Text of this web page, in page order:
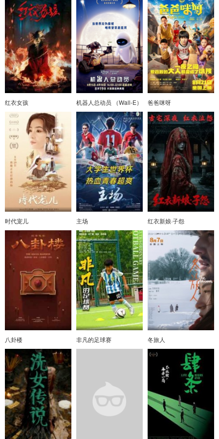
红衣女孩 机器人总动员 （Wall-E） 爸爸咪呀
时代宠儿 主场 红衣新娘·子怨
八卦楼 非凡的足球赛 冬旅人